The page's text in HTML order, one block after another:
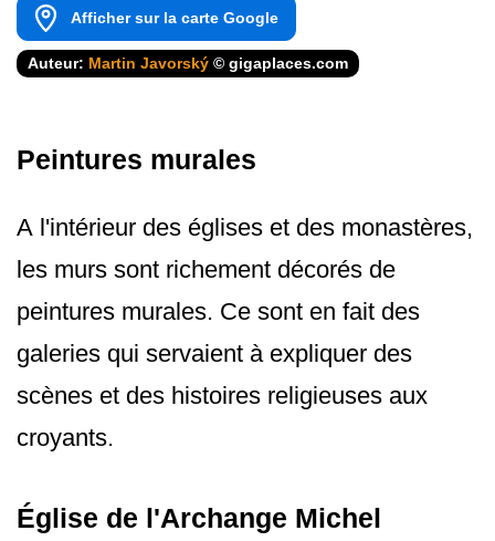
Afficher sur la carte Google
Auteur: Martin Javorský © gigaplaces.com
Peintures murales
A l'intérieur des églises et des monastères,
les murs sont richement décorés de
peintures murales. Ce sont en fait des
galeries qui servaient à expliquer des
scènes et des histoires religieuses aux
croyants.
Église de l'Archange Michel